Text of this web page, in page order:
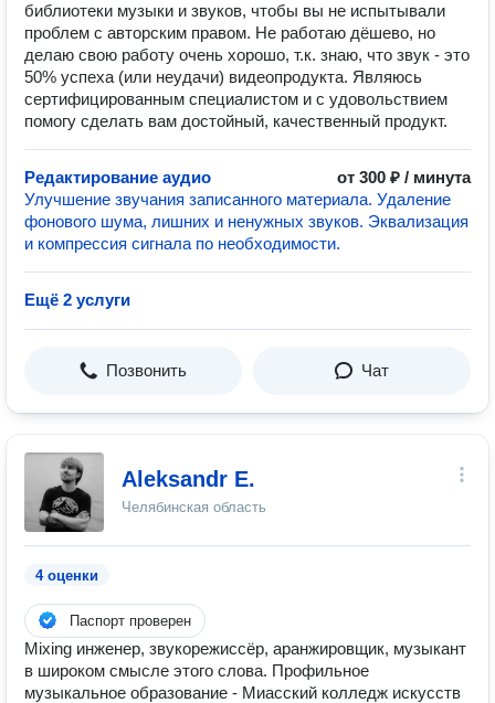
библиотеки музыки и звуков, чтобы вы не испытывали
проблем с авторским правом. Не работаю дёшево, но
делаю свою работу очень хорошо, т.к. знаю, что звук - это
50% успеха (или неудачи) видеопродукта. Являюсь
сертифицированным специалистом и с удовольствием
помогу сделать вам достойный, качественный продукт.
Редактирование аудио
от 300 ₽ / минута
Улучшение звучания записанного материала. Удаление
фонового шума, лишних и ненужных звуков. Эквализация
и компрессия сигнала по необходимости.
Ещё 2 услуги
Позвонить Чат
Aleksandr E.
Челябинская область
4 оценки
Паспорт проверен
Mixing инженер, звукорежиссёр, аранжировщик, музыкант
в широком смысле этого слова. Профильное
музыкальное образование - Миасский колледж искусств